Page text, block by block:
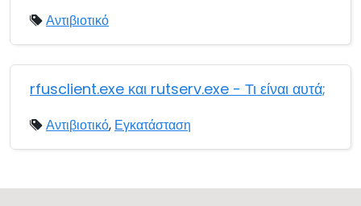
Αντιβιοτικό
rfusclient.exe και rutserv.exe - Τι είναι αυτά;
Αντιβιοτικό, Εγκατάσταση